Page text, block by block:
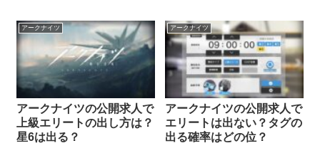
アークナイツ
アークナイツの公開求人で
上級エリートの出し方は？
星6は出る？
アークナイツ
アークナイツの公開求人で
エリートは出ない？タグの
出る確率はどの位？